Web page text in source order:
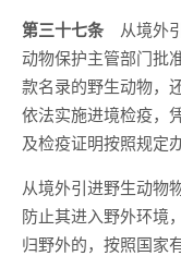
第三十七条 从境外
动物保护主管部门批
款名录的野生动物，
依法实施进境检疫，
及检疫证明按照规定
从境外引进野生动物
防止其进入野外环境
归野外的，按照国家